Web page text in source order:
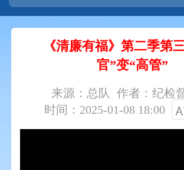
《清廉有福》第二季第
官”变“高管”
来源：总队
作者：纪检
时间：2025-01-08 18:00